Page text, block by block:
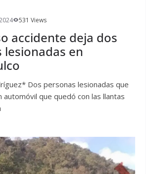
531 Views
accidente deja dos
lesionadas en
Dos personas lesionadas que
automóvil que quedó con las llantas